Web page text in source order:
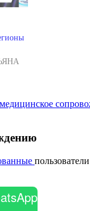
медицинское